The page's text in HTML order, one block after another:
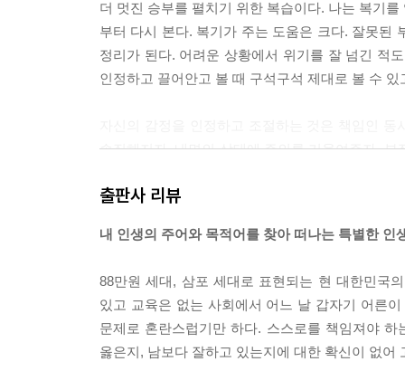
더 멋진 승부를 펼치기 위한 복습이다. 나는 복기
부터 다시 본다. 복기가 주는 도움은 크다. 잘못된
정리가 된다. 어려운 상황에서 위기를 잘 넘긴 적
인정하고 끌어안고 볼 때 구석구석 제대로 볼 수
솔직해지자. 내면의 상태에 주의를 기울여주자. 부
지하는 것이다. 당신은 이제 자신을 책임지고 보
다고 정중히 말하자. --- p.171
자존감을 고민하는 청춘들이 많다. 능력도 부족하
다. 그런데 그 자존감, 남이 뭐라고 하기 전에 스
출판사 리뷰
내 인생의 주어와 목적어를 찾아 떠나는 특별한 인
88만원 세대, 삼포 세대로 표현되는 현 대한민국
있고 교육은 없는 사회에서 어느 날 갑자기 어른
문제로 혼란스럽기만 하다. 스스로를 책임져야
옳은지, 남보다 잘하고 있는지에 대한 확신이 없어